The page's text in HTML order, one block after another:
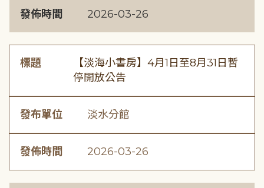
發佈時間 2026-03-26
標題
【淡海小書房】4月1日至8月31日暫
停開放公告
發布單位 淡水分館
發佈時間 2026-03-26